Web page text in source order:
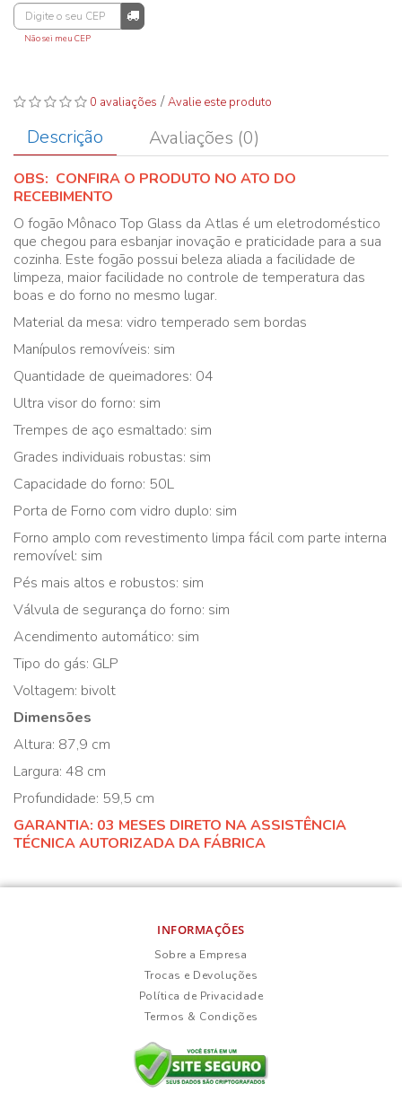
Não sei meu CEP
0 avaliações /Avalie este produto
Descrição Avaliações (0)
OBS: CONFIRA O PRODUTO NO ATO DO
RECEBIMENTO
O fogão Mônaco Top Glass da Atlas é um eletrodoméstico
que chegou para esbanjar inovação e praticidade para a sua
cozinha. Este fogão possui beleza aliada a facilidade de
limpeza, maior facilidade no controle de temperatura das
boas e do forno no mesmo lugar.
Material da mesa: vidro temperado sem bordas
Manípulos removíveis: sim
Quantidade de queimadores: 04
Ultra visor do forno: sim
Trempes de aço esmaltado: sim
Grades individuais robustas: sim
Capacidade do forno: 50L
Porta de Forno com vidro duplo: sim
Forno amplo com revestimento limpa fácil com parte interna
removível: sim
Pés mais altos e robustos: sim
Válvula de segurança do forno: sim
Acendimento automático: sim
Tipo do gás: GLP
Voltagem: bivolt
Dimensões
Altura: 87,9 cm
Largura: 48 cm
Profundidade: 59,5 cm
GARANTIA: 03 MESES DIRETO NA ASSISTÊNCIA
TÉCNICA AUTORIZADA DA FÁBRICA
INFORMAÇÕES
Sobre a Empresa
Trocas e Devoluções
Política de Privacidade
Termos & Condições